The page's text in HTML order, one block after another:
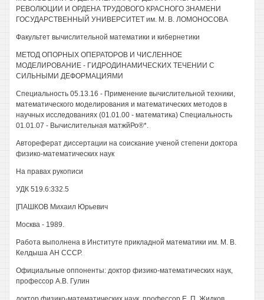
РЕВОЛЮЦИИ И ОРДЕНА ТРУДОВОГО КРАСНОГО ЗНАМЕНИ
ГОСУДАРСТВЕННЫЙ УНИВЕРСИТЕТ им. М. В. ЛОМОНОСОВА
Факультет вычислительной математики и кибернетики
МЕТОД ОПОРНЫХ ОПЕРАТОРОВ И ЧИСЛЕННОЕ
МОДЕЛИРОВАНИЕ - ГИДРОДИНАМИЧЕСКИХ ТЕЧЕНИИ С
СИЛЬНЫМИ ДЕФОРМАЦИЯМИ
Специальность 05.13.16 - Применение вычислительной техники,
математического моделирования и математических методов в
научных исследованиях (01.01.00 - математика) Специальность
01.01.07 - Вычислительная матжйРо®*.
Автореферат диссертации на соискание ученой степени доктора
физико-математических наук
На правах рукописи
УДК 519.6:332.5
[ПАШКОВ Михаил Юрьевич
Москва - 1989.
Работа выполнена в Институте прикладной математики им. М. В.
Келдыша АН СССР.
Официальные оппоненты: доктор физико-математических наук,
профессор А.В. Гулин